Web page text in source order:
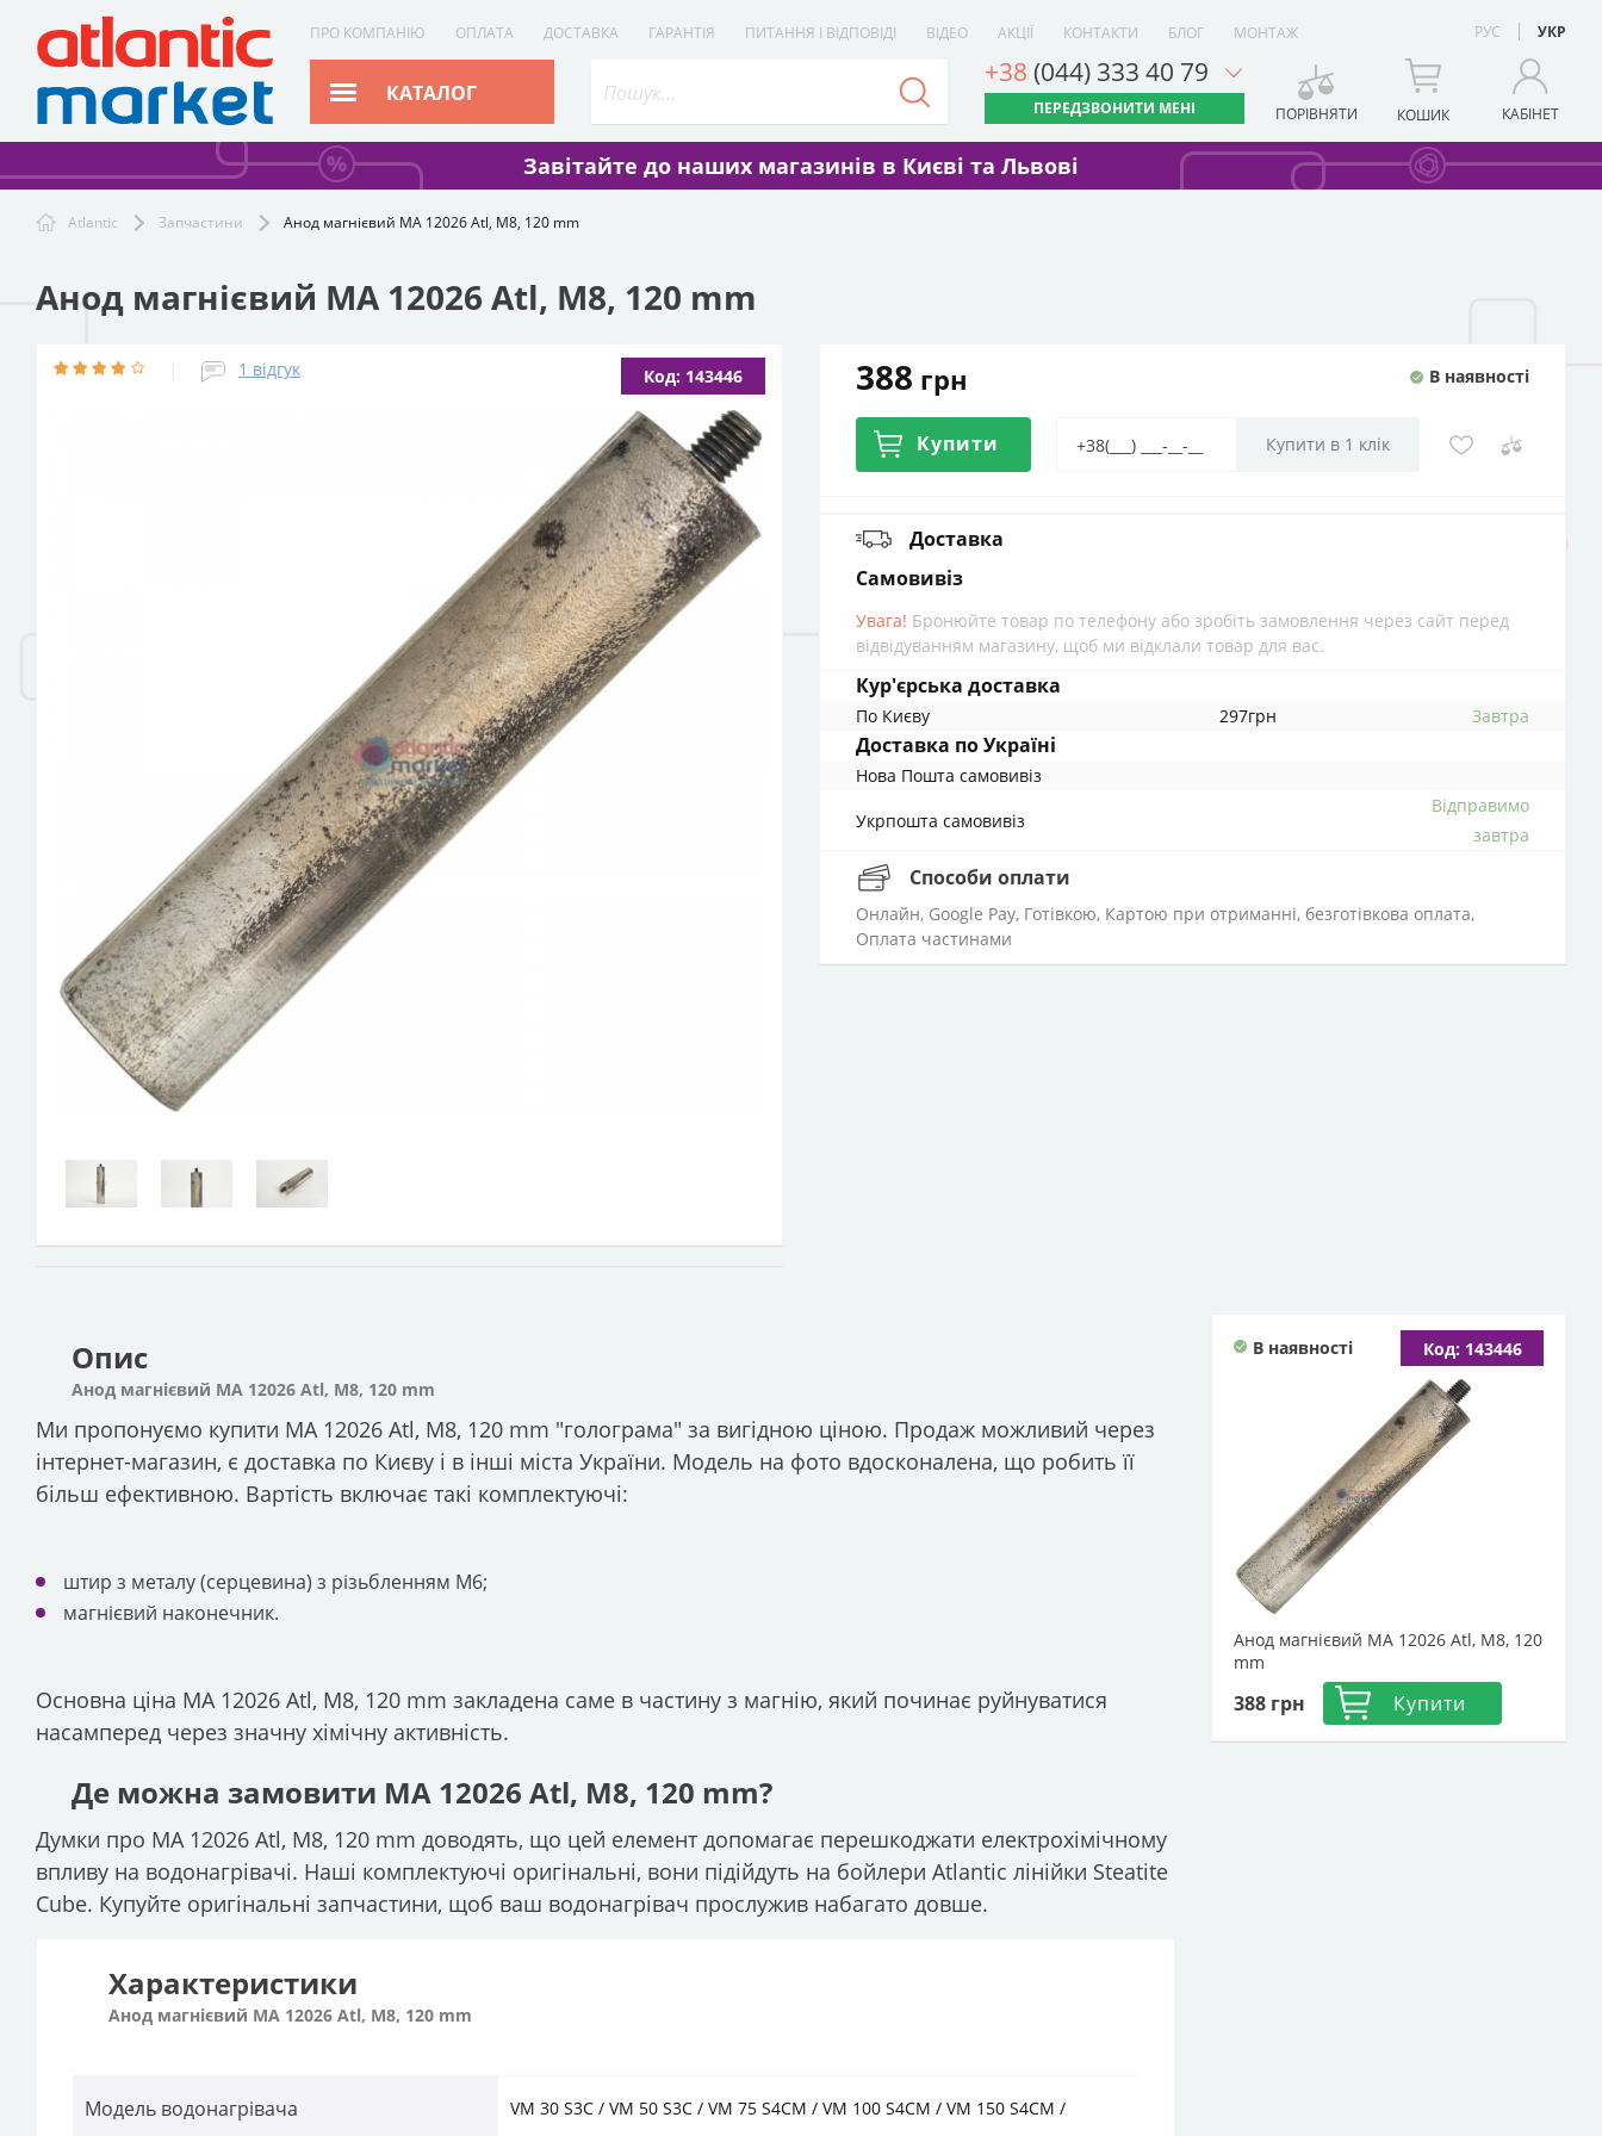
ПРО КОМПАНІЮ ОПЛАТА ДОСТАВКА ГАРАНТІЯ ПИТАННЯ І ВІДПОВІДІ ВІДЕО АКЦІЇ КОНТАКТИ БЛОГ МОНТАЖ РУС УКР
КАТАЛОГ
+38 (044) 333 40 79
ПЕРЕДЗВОНИТИ МЕНІ ПОРІВНЯТИ КОШИК КАБІНЕТ
Завітайте до наших магазинів в Києві та Львові
Atlantic Запчастини Анод магнієвий МА 12026 Atl, М8, 120 mm
Анод магнієвий МА 12026 Atl, М8, 120 mm
1 відгук Код: 143446 В наявності
388 грн
Купити
Доставка
cамовивіз
Увага! Бронюйте товар по телефону або зробіть замовлення через сайт перед
відвідуванням магазину, щоб ми відклали товар для вас.
Кур'єрська доставка
По Києву 297грн Завтра
Доставка по Україні
Нова Пошта cамовивіз
Укрпошта cамовивіз
Відправимо
завтра
Способи оплати
Онлайн, Google Pay, Готівкою, Картою при отриманні, безготівкова оплата,
Оплата частинами
Опис
Анод магнієвий МА 12026 Atl, М8, 120 mm
Ми пропонуємо купити МА 12026 Atl, М8, 120 mm "голограма" за вигідною ціною. Продаж можливий через
інтернет-магазин, є доставка по Києву і в інші міста України. Модель на фото вдосконалена, що робить її
більш ефективною. Вартість включає такі комплектуючі:
штир з металу (серцевина) з різьбленням М6;
магнієвий наконечник.
Основна ціна МА 12026 Atl, М8, 120 mm закладена саме в частину з магнію, який починає руйнуватися
насамперед через значну хімічну активність.
Де можна замовити МА 12026 Atl, М8, 120 mm?
Думки про МА 12026 Atl, М8, 120 mm доводять, що цей елемент допомагає перешкоджати електрохімічному
впливу на водонагрівачі. Наші комплектуючі оригінальні, вони підійдуть на бойлери Atlantic лінійки Steatite
Cube. Купуйте оригінальні запчастини, щоб ваш водонагрівач прослужив набагато довше.
Характеристики
Анод магнієвий МА 12026 Atl, М8, 120 mm
Модель водонагрівача VM 30 S3C / VM 50 S3C / VM 75 S4CM / VM 100 S4CM / VM 150 S4CM /
В наявності Код: 143446
Анод магнієвий МА 12026 Atl, М8, 120
mm
388грн Купити